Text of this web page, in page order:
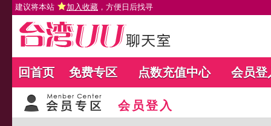
建议将本站 加入收藏 ，方便日后找寻
回首页 免费专区 点数充值中心 会员登
会员登入